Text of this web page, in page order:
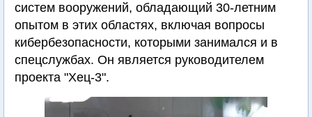
систем вооружений, обладающий 30-летним
опытом в этих областях, включая вопросы
кибербезопасности, которыми занимался и в
спецслужбах. Он является руководителем
проекта "Хец-3".